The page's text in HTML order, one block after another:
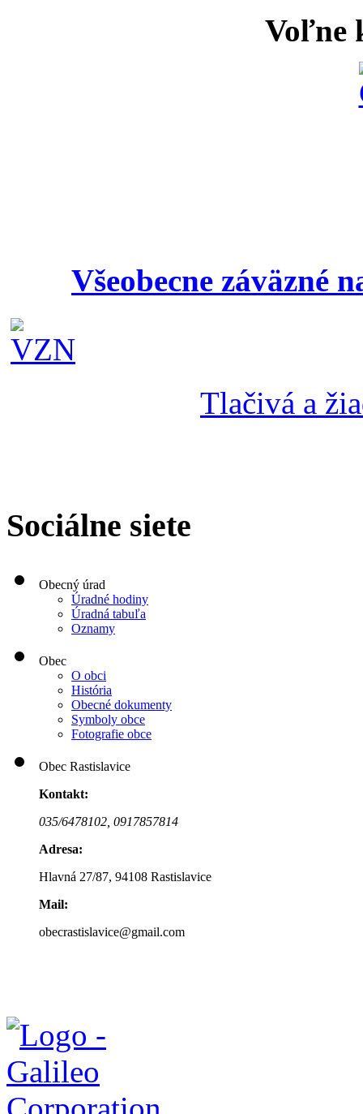
Voľne
Všeobecne záväzné
Tlačivá a
Sociálne siete
Obecný úrad
Úradné hodiny
Úradná tabuľa
Oznamy
Obec
O obci
História
Obecné dokumenty
Symboly obce
Fotografie obce
Obec Rastislavice
Kontakt:
035/6478102, 0917857814
Adresa:
Hlavná 27/87, 94108 Rastislavice
Mail:
obecrastislavice@gmail.com